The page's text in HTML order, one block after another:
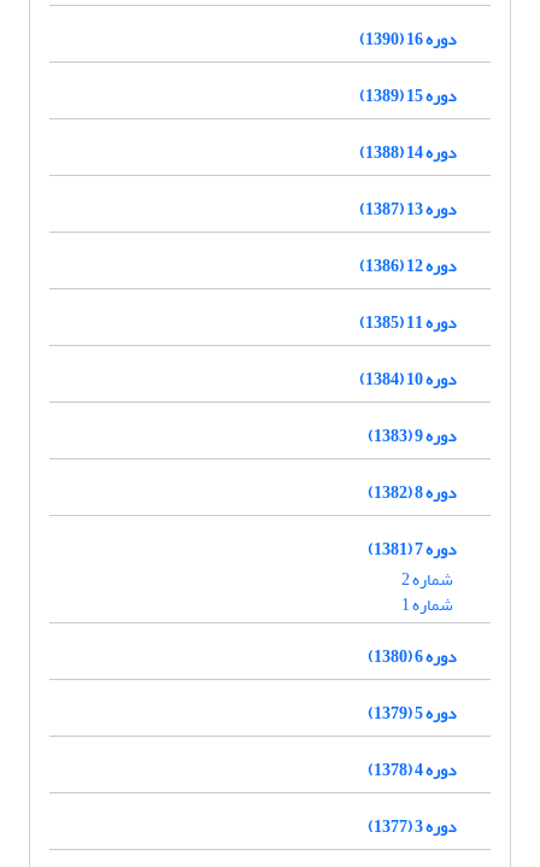
دوره 16 (1390)
دوره 15 (1389)
دوره 14 (1388)
دوره 13 (1387)
دوره 12 (1386)
دوره 11 (1385)
دوره 10 (1384)
دوره 9 (1383)
دوره 8 (1382)
دوره 7 (1381)
شماره 2
شماره 1
دوره 6 (1380)
دوره 5 (1379)
دوره 4 (1378)
دوره 3 (1377)